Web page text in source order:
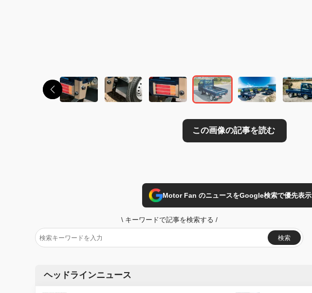
Motor Fan のニュースをGoogle検索で優先表示
\ キーワードで記事を検索する /
検索
ヘッドラインニュース